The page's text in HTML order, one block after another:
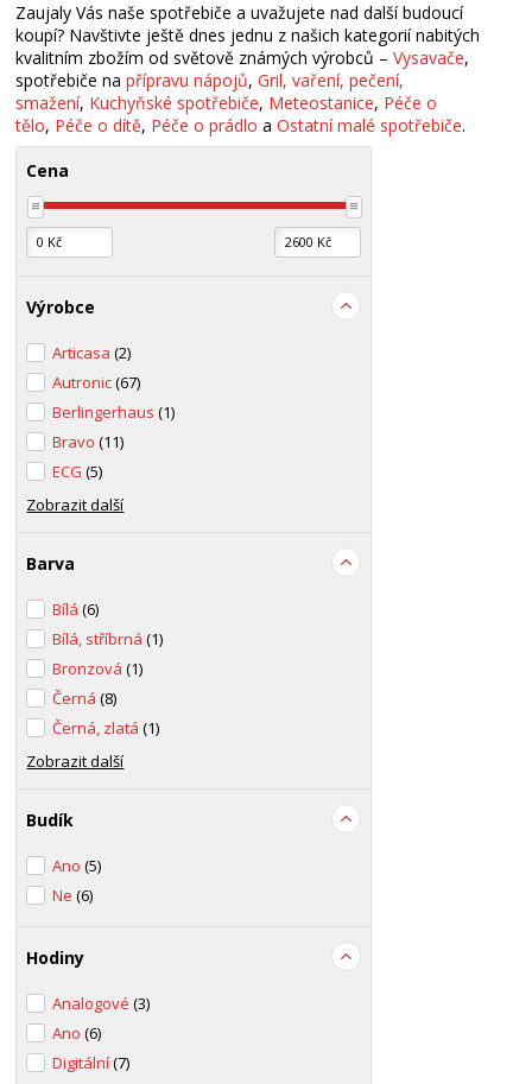
Zaujaly Vás naše spotřebiče a uvažujete nad další budoucí
koupí? Navštivte ještě dnes jednu z našich kategorií nabitých
kvalitním zbožím od světově známých výrobců –Vysavače,
spotřebiče napřípravu nápojů,Gril, vaření, pečení,
smažení, Kuchyňské spotřebiče, Meteostanice, Péče o
tělo, Péče o dítě, Péče o prádlo aOstatní malé spotřebiče.
Cena
Výrobce
Articasa(2)
Autronic(67)
Berlingerhaus(1)
Bravo(11)
ECG(5)
Zobrazit další
Barva
Bílá(6)
Bílá, stříbrná(1)
Bronzová(1)
Černá(8)
Černá, zlatá(1)
Zobrazit další
Budík
Ano(5)
Ne(6)
Hodiny
Analogové(3)
Ano(6)
Digitální(7)